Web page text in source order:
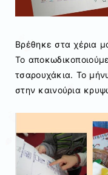
Βρέθηκε στα χέρια
Το
τσαρουχάκια. Το
στην καινούρια